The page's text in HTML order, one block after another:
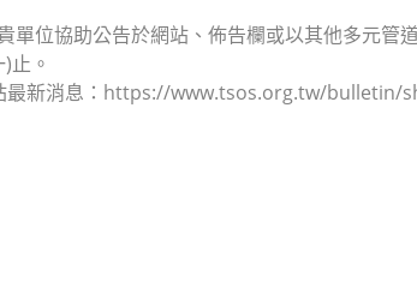
位協助公告於網站、佈告欄或以其他多元管
止。
最新消息：https://www.tsos.org.tw/bulletin/